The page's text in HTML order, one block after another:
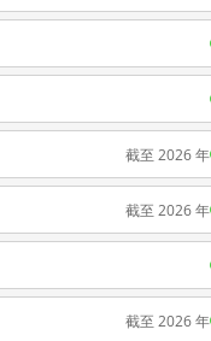
截至 2026 年
截至 2026 年
截至 2026 年